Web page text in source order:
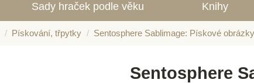
Sady hraček podle věku Knihy
Pískování, třpytky Sentosphere Sablimage: Pískové
Sentosphere